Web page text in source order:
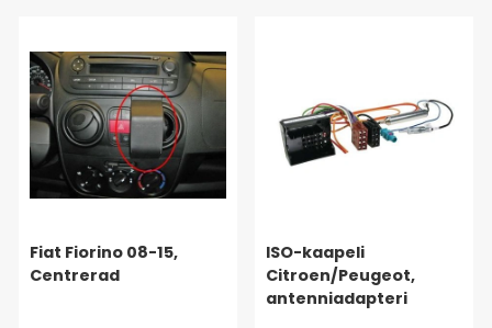
Fiat Fiorino 08-15,
Centrerad
ISO-kaapeli
Citroen/Peugeot,
antenniadapteri